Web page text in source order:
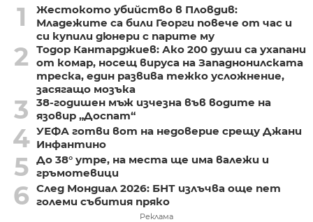
1
Жестокото убийство в Пловдив:
Младежите са били Георги повече от час и
си купили дюнери с парите му
2
Тодор Кантарджиев: Ако 200 души са ухапани
от комар, носещ вируса на Западнонилската
треска, един развива тежко усложнение,
засягащо мозъка
3
38-годишен мъж изчезна във водите на
язовир „Доспат“
4 УЕФА готви вот на недоверие срещу Джани
Инфантино
5 До 38° утре, на места ще има валежи и
гръмотевици
6 След Мондиал 2026: БНТ излъчва още пет
големи събития пряко
Реклама